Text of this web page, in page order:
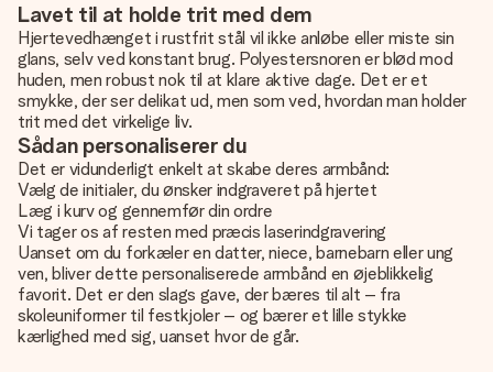
Lavet til at holde trit med dem
Hjertevedhænget i rustfrit stål vil ikke anløbe eller miste sin
glans, selv ved konstant brug. Polyestersnoren er blød mod
huden, men robust nok til at klare aktive dage. Det er et
smykke, der ser delikat ud, men som ved, hvordan man holder
trit med det virkelige liv.
Sådan personaliserer du
Det er vidunderligt enkelt at skabe deres armbånd:
Vælg de initialer, du ønsker indgraveret på hjertet
Læg i kurv og gennemfør din ordre
Vi tager os af resten med præcis laserindgravering
Uanset om du forkæler en datter, niece, barnebarn eller ung
ven, bliver dette personaliserede armbånd en øjeblikkelig
favorit. Det er den slags gave, der bæres til alt – fra
skoleuniformer til festkjoler – og bærer et lille stykke
kærlighed med sig, uanset hvor de går.